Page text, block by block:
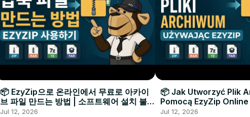
📦 EzyZip으로 온라인에서 무료로 아카이
브 파일 만드는 방법 | 소프트웨어 설치 불필
요
Jul 12, 2026
📦 Jak Utworzyć Plik
Pomocą EzyZip
Instalacji
Jul 12, 2026